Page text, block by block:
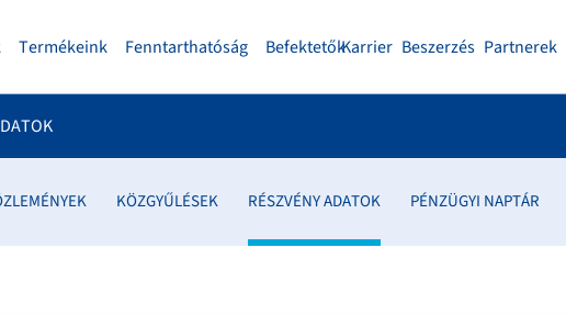
Termékeink Fenntarthatóság BefektetőkKarrier Beszerzés Partnerek
KÖZGYŰLÉSEK RÉSZVÉNY ADATOK PÉNZÜGYI NAPTÁR